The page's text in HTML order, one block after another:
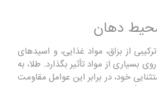
دهان
از بزاق، مواد غذایی، و اسیدهای
بسیاری از مواد تأثیر بگذارد. طلا، به
خود، در برابر این عوامل مقاومت